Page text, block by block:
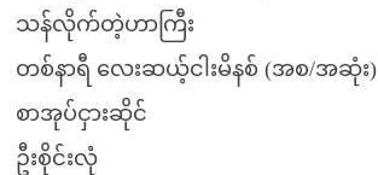
သန်လိုက်တဲ့ဟာကြီး
တစ်နာရီ လေးဆယ့်ငါးမိနစ် (အစ/အဆုံး)
စာအုပ်ငှားဆိုင်
ဦးစိုင်းလုံ